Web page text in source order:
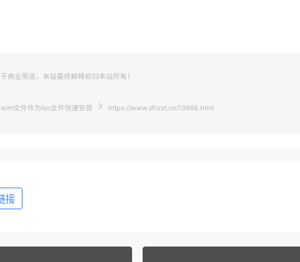
商业用途，本站最终解释权归本站所有！
文件作为iso文件快速安装 https://www.dhzxt.cn/13668.html
接